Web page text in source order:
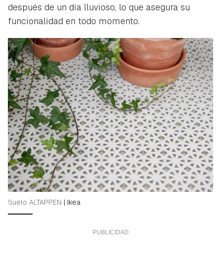
después de un día lluvioso, lo que asegura su
funcionalidad en todo momento.
Suelo ALTAPPEN | Ikea